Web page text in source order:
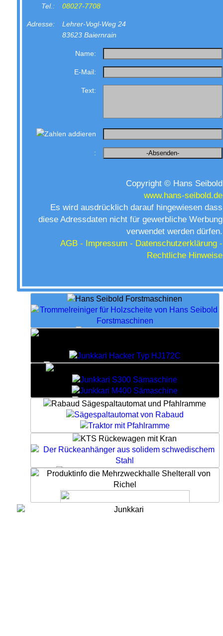
Tel.: 08027-7708
Adresse:
Lehrer-Vogl-Weg 24
83623 Baiernrain
Name:
E-Mail:
Text:
:
Copyright © Hans Seibold
www.hans-seibold.de
Es wird ausdrücklich darauf hingewiesen dass
diese Adressdaten nicht für gewerbliche Werbung
verwendet werden dürfen.
AGB - Impressum - Datenschutzerklärung -
Rechtliche Hinweise